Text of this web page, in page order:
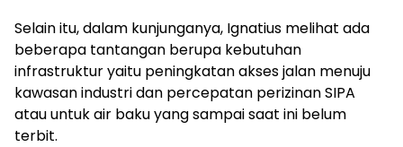
Selain itu, dalam kunjunganya, Ignatius melihat ada
beberapa tantangan berupa kebutuhan
infrastruktur yaitu peningkatan akses jalan menuju
kawasan industri dan percepatan perizinan SIPA
atau untuk air baku yang sampai saat ini belum
terbit.